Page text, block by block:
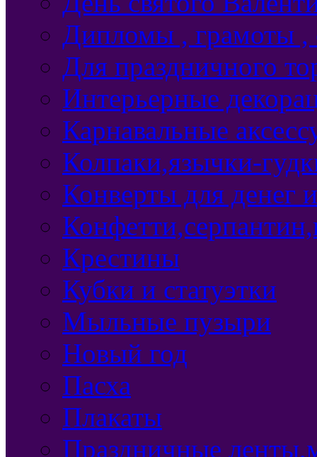
Дипломы , грамоты ,
Для праздничного
Интерьерные
Карнавальные
Колпаки,язычки-
Конверты для денег
Крестины
Кубки и статуэтки
Мыльные пузыри
Новый год
Пасха
Плакаты
Праздничные